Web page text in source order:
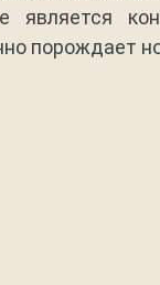
является
порождает